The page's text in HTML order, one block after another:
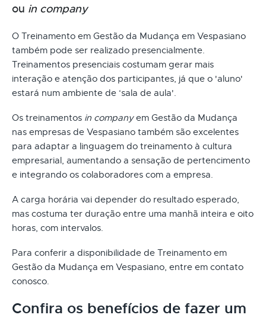
ou in company
O Treinamento em Gestão da Mudança em Vespasiano
também pode ser realizado presencialmente.
Treinamentos presenciais costumam gerar mais
interação e atenção dos participantes, já que o 'aluno'
estará num ambiente de ‘sala de aula'.
Os treinamentos in companyem Gestão da Mudança
nas empresas de Vespasiano também são excelentes
para adaptar a linguagem do treinamento à cultura
empresarial, aumentando a sensação de pertencimento
e integrando os colaboradores com a empresa.
A carga horária vai depender do resultado esperado,
mas costuma ter duração entre uma manhã inteira e oito
horas, com intervalos.
Para conferir a disponibilidade de Treinamento em
Gestão da Mudança em Vespasiano, entre em contato
conosco.
Confira os benefícios de fazer um